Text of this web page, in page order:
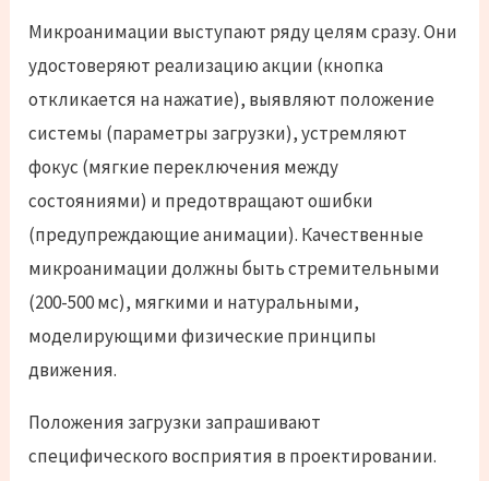
Микроанимации выступают ряду целям сразу. Они
удостоверяют реализацию акции (кнопка
откликается на нажатие), выявляют положение
системы (параметры загрузки), устремляют
фокус (мягкие переключения между
состояниями) и предотвращают ошибки
(предупреждающие анимации). Качественные
микроанимации должны быть стремительными
(200-500 мс), мягкими и натуральными,
моделирующими физические принципы
движения.
Положения загрузки запрашивают
специфического восприятия в проектировании.